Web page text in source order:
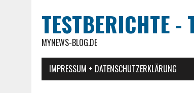
TESTBERICHTE -
MYNEWS-BLOG.DE
IMPRESSUM + DATENSCHUTZERKLÄRUNG